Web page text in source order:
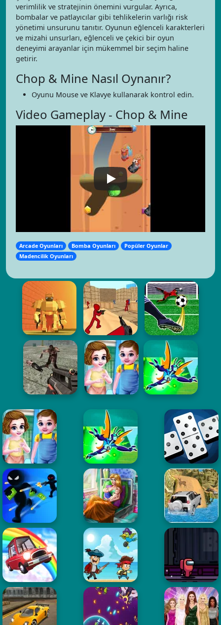
verimlilik ve stratejinin önemini vurgular. Ayrıca,
bombalar ve patlayıcılar gibi tehlikelerin varlığı risk
yönetimi unsurunu tanıtır. Oyunun eğlenceli karakterleri
ve mizahi unsurları, eğlenceli ve çekici bir oyun
deneyimi arayanlar için mükemmel bir seçim haline
getirir.
Chop & Mine Nasıl Oynanır?
Oyunu Mouse ve Klavye kullanarak kontrol edin.
Video Gameplay - Chop & Mine
Arcade Oyunları Bomba Oyunları
Popüler Oyunlar
Madencilik Oyunları